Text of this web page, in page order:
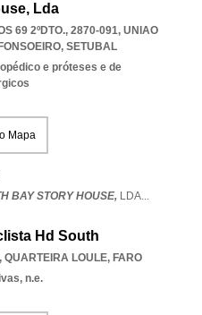
Lda
69 2ºDTO., 2870-091, UNIAO
, SETUBAL
e próteses e de
Mapa
BAY STORY HOUSE, LDA...
Hd South
, QUARTEIRA LOULE, FARO
n.e.